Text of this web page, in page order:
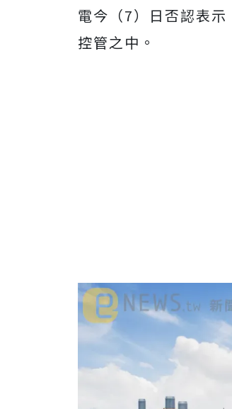
電今（7）日否認表
控管之中。